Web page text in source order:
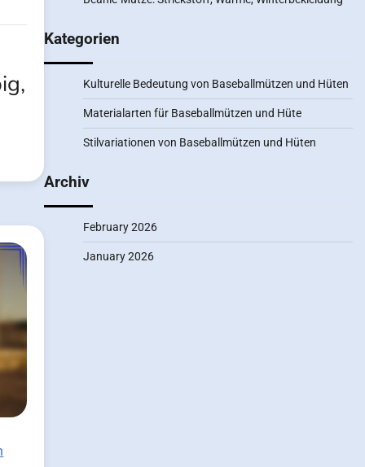
Kategorien
Kulturelle Bedeutung von Baseballmützen und Hüten
Materialarten für Baseballmützen und Hüte
Stilvariationen von Baseballmützen und Hüten
Archiv
February 2026
January 2026